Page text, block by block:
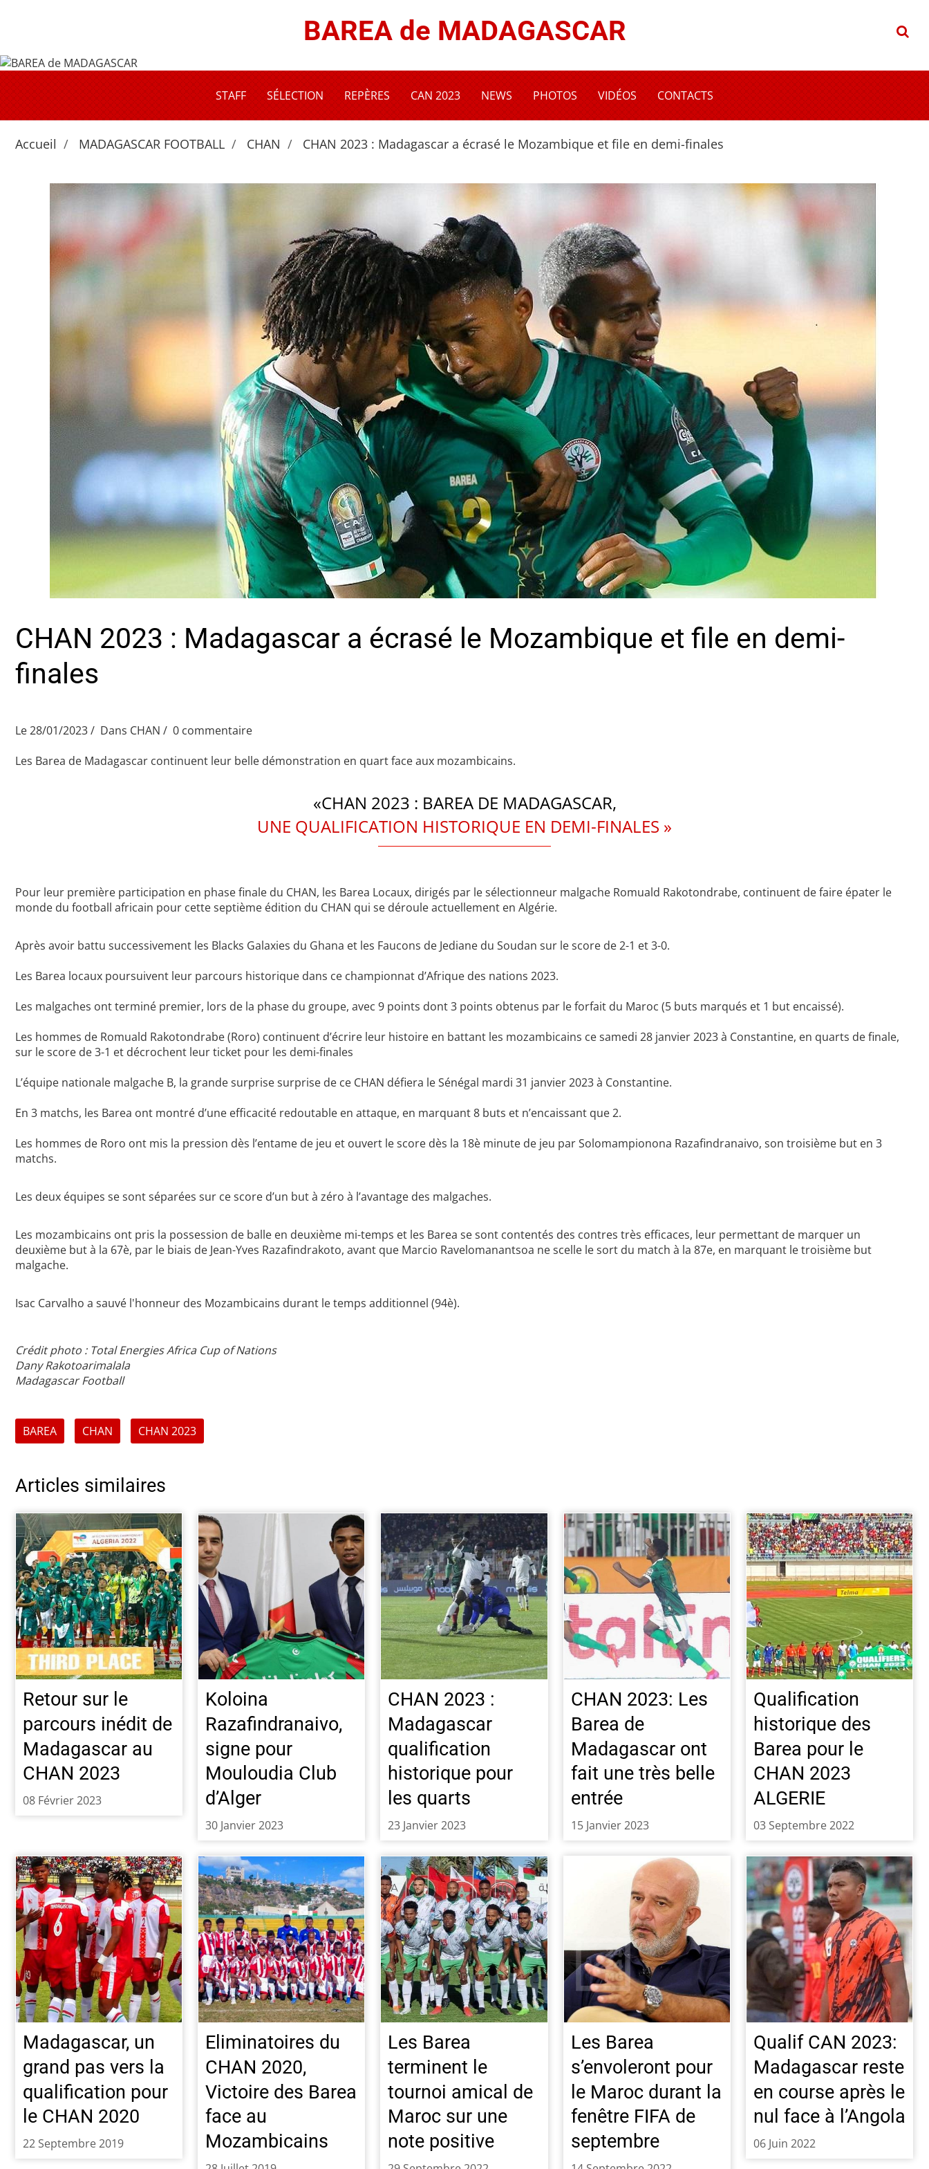
BAREA de MADAGASCAR
STAFF SÉLECTION REPÈRES CAN 2023 NEWS PHOTOS VIDÉOS CONTACTS
Accueil MADAGASCAR FOOTBALL CHAN CHAN 2023 : Madagascar a écrasé le Mozambique et file en demi-finales
CHAN 2023 : Madagascar a écrasé le Mozambique et file en demi-
finales
Le 28/01/2023 Dans CHAN
0 commentaire
Les Barea de Madagascar continuent leur belle démonstration en quart face aux mozambicains.
«CHAN 2023 : BAREA DE MADAGASCAR,
UNE QUALIFICATION HISTORIQUE EN DEMI-FINALES »
Pour leur première participation en phase finale du CHAN, les Barea Locaux, dirigés par le sélectionneur malgache Romuald Rakotondrabe, continuent de faire épater le
monde du football africain pour cette septième édition du CHAN qui se déroule actuellement en Algérie.
Après avoir battu successivement les Blacks Galaxies du Ghana et les Faucons de Jediane du Soudan sur le score de 2-1 et 3-0.
Les Barea locaux poursuivent leur parcours historique dans ce championnat d’Afrique des nations 2023.
Les malgaches ont terminé premier, lors de la phase du groupe, avec 9 points dont 3 points obtenus par le forfait du Maroc (5 buts marqués et 1 but encaissé).
Les hommes de Romuald Rakotondrabe (Roro) continuent d’écrire leur histoire en battant les mozambicains ce samedi 28 janvier 2023 à Constantine, en quarts de finale,
sur le score de 3-1 et décrochent leur ticket pour les demi-finales
L’équipe nationale malgache B, la grande surprise surprise de ce CHAN défiera le Sénégal mardi 31 janvier 2023 à Constantine.
En 3 matchs, les Barea ont montré d’une efficacité redoutable en attaque, en marquant 8 buts et n’encaissant que 2.
Les hommes de Roro ont mis la pression dès l’entame de jeu et ouvert le score dès la 18è minute de jeu par Solomampionona Razafindranaivo, son troisième but en 3
matchs.
Les deux équipes se sont séparées sur ce score d’un but à zéro à l’avantage des malgaches.
Les mozambicains ont pris la possession de balle en deuxième mi-temps et les Barea se sont contentés des contres très efficaces, leur permettant de marquer un
deuxième but à la 67è, par le biais de Jean-Yves Razafindrakoto, avant que Marcio Ravelomanantsoa ne scelle le sort du match à la 87e, en marquant le troisième but
malgache.
Isac Carvalho a sauvé l'honneur des Mozambicains durant le temps additionnel (94è).
Crédit photo : Total Energies Africa Cup of Nations
Dany Rakotoarimalala
Madagascar Football
BAREA CHAN CHAN 2023
Articles similaires
Retour sur le
parcours inédit de
Madagascar au
CHAN 2023
08 Février 2023
Koloina
Razafindranaivo,
signe pour
Mouloudia Club
d’Alger
30 Janvier 2023
CHAN 2023 :
Madagascar
qualification
historique pour
les quarts
23 Janvier 2023
CHAN 2023: Les
Barea de
Madagascar ont
fait une très belle
entrée
15 Janvier 2023
Qualification
historique des
Barea pour le
CHAN 2023
ALGERIE
03 Septembre 2022
Madagascar, un
grand pas vers la
qualification pour
le CHAN 2020
22 Septembre 2019
Eliminatoires du
CHAN 2020,
Victoire des Barea
face au
Mozambicains
Les Barea
terminent le
tournoi amical de
Maroc sur une
note positive
Les Barea
s’envoleront pour
le Maroc durant la
fenêtre FIFA de
septembre
Qualif CAN 2023:
Madagascar reste
en course après le
nul face à l’Angola
06 Juin 2022